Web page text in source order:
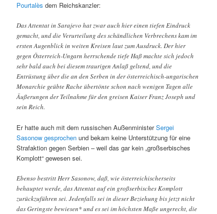
Pourtalès dem Reichskanzler:
Das Attentat in Sarajevo hat zwar auch hier einen tiefen Eindruck
gemacht, und die Verurteilung des schändlichen Verbrechens kam im
ersten Augenblick in weiten Kreisen laut zum Ausdruck. Der hier
gegen Österreich-Ungarn herrschende tiefe Haß machte sich jedoch
sehr bald auch bei diesem traurigen Anlaß geltend, und die
Entrüstung über die an den Serben in der österreichisch-ungarischen
Monarchie geübte Rache übertönte schon nach wenigen Tagen alle
Äußerungen der Teilnahme für den greisen Kaiser Franz Joseph und
sein Reich.
Er hatte auch mit dem russischen AußenministerSergei
Sasonow gesprochen und bekam keine Unterstützung für eine
Strafaktion gegen Serbien – weil das gar kein „großserbisches
Komplott“ gewesen sei.
Ebenso bestritt Herr Sasonow, daß, wie österreichischerseits
behauptet werde, das Attentat auf ein großserbisches Komplott
zurückzuführen sei. Jedenfalls sei in dieser Beziehung bis jetzt nicht
das Geringste bewiesen* und es sei im höchsten Maße ungerecht, die